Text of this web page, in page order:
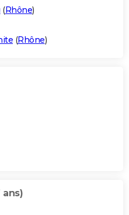
(Rhône)
(Rhône)
ans)